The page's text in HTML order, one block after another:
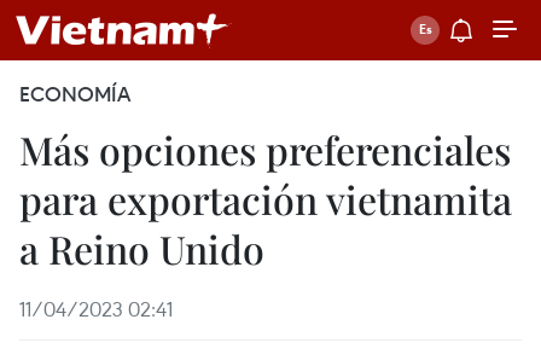
ECONOMÍA
Más opciones preferenciales
para exportación vietnamita
a Reino Unido
11/04/2023 02:41